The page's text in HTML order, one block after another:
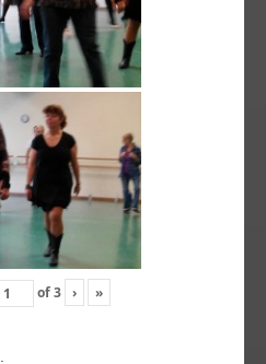
of3 › »